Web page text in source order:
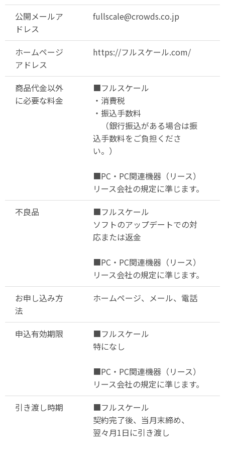
公開メールア
ドレス
fullscale@crowds.co.jp
ホームページ
アドレス
https://フルスケール.com/
商品代金以外
に必要な料金
■フルスケール
・消費税
・振込手数料
（銀行振込がある場合は振
込手数料をご負担くださ
い。）
■PC・PC関連機器（リース）
リース会社の規定に準じます。
不良品
■フルスケール
ソフトのアップデートでの対
応または返金
■PC・PC関連機器（リース）
リース会社の規定に準じます。
お申し込み方
法
ホームページ、メール、電話
申込有効期限
■フルスケール
特になし
■PC・PC関連機器（リース）
リース会社の規定に準じます。
引き渡し時期
■フルスケール
契約完了後、当月末締め、
翌々月1日に引き渡し